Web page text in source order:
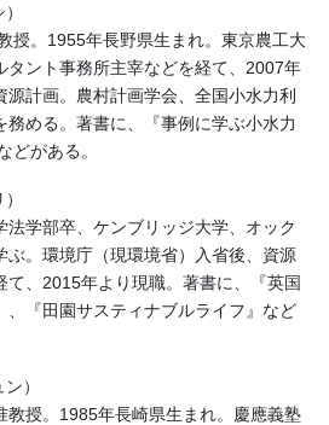
授。1955年長野県生まれ。東京農工大
タント事務所主宰などを経て、2007年
源計画。農村計画学会、全国小水力利
務める。著書に、『事例に学ぶ小水力
どがある。
法学部卒、ケンブリッジ大学、オック
ぶ。環境庁（現環境省）入省後、資源
て、2015年より現職。著書に、『英国
、『田園サスティナブルライフ』など
）
教授。1985年長崎県生まれ。慶應義塾